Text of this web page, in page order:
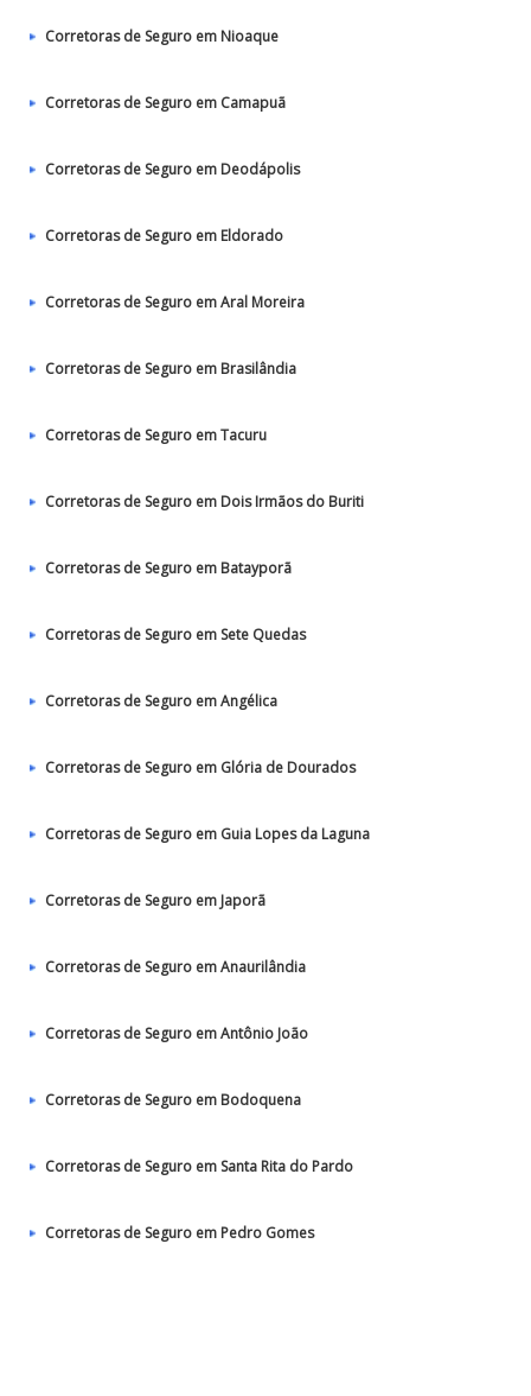
Corretoras de Seguro em Nioaque
Corretoras de Seguro em Camapuã
Corretoras de Seguro em Deodápolis
Corretoras de Seguro em Eldorado
Corretoras de Seguro em Aral Moreira
Corretoras de Seguro em Brasilândia
Corretoras de Seguro em Tacuru
Corretoras de Seguro em Dois Irmãos do Buriti
Corretoras de Seguro em Batayporã
Corretoras de Seguro em Sete Quedas
Corretoras de Seguro em Angélica
Corretoras de Seguro em Glória de Dourados
Corretoras de Seguro em Guia Lopes da Laguna
Corretoras de Seguro em Japorã
Corretoras de Seguro em Anaurilândia
Corretoras de Seguro em Antônio João
Corretoras de Seguro em Bodoquena
Corretoras de Seguro em Santa Rita do Pardo
Corretoras de Seguro em Pedro Gomes